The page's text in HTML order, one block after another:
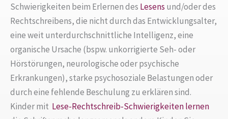
Schwierigkeiten beim Erlernen des Lesens und/oder des
Rechtschreibens, die nicht durch das Entwicklungsalter,
eine weit unterdurchschnittliche Intelligenz, eine
organische Ursache (bspw. unkorrigierte Seh- oder
Hörstörungen, neurologische oder psychische
Erkrankungen), starke psychosoziale Belastungen oder
durch eine fehlende Beschulung zu erklären sind.
Kinder mit Lese-Rechtschreib-Schwierigkeitenlernen